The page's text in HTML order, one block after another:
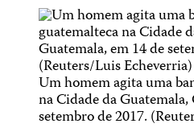
Um homem agita uma
na Cidade da
setembro de 2017.